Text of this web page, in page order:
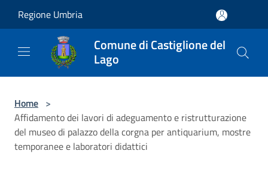
Regione Umbria
Comune di Castiglione del
Lago
Home >
Affidamento dei lavori di adeguamento e ristrutturazione
del museo di palazzo della corgna per antiquarium, mostre
temporanee e laboratori didattici